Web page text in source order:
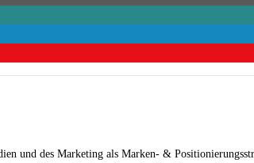
und des Marketing als Marken- &